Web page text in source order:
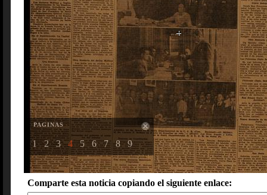
PAGINAS
1 2 3 4 5 6 7 8 9
Comparte esta noticia copiando el siguiente enlace: